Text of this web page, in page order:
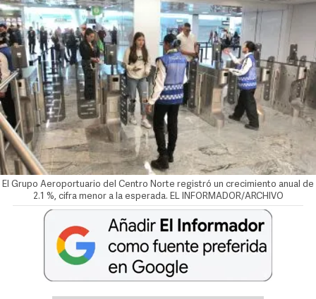
El Grupo Aeroportuario del Centro Norte registró un crecimiento anual de
2.1 %, cifra menor a la esperada. EL INFORMADOR/ARCHIVO